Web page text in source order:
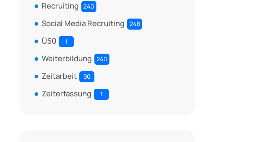
Recruiting 240
Social Media Recruiting 248
Ü50 1
Weiterbildung 240
Zeitarbeit 90
Zeiterfassung 1